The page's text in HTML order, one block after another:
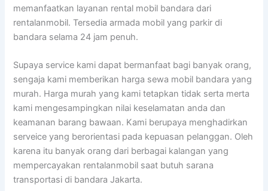
memanfaatkan layanan rental mobil bandara dari
rentalanmobil. Tersedia armada mobil yang parkir di
bandara selama 24 jam penuh.
Supaya service kami dapat bermanfaat bagi banyak orang,
sengaja kami memberikan harga sewa mobil bandara yang
murah. Harga murah yang kami tetapkan tidak serta merta
kami mengesampingkan nilai keselamatan anda dan
keamanan barang bawaan. Kami berupaya menghadirkan
serveice yang berorientasi pada kepuasan pelanggan. Oleh
karena itu banyak orang dari berbagai kalangan yang
mempercayakan rentalanmobil saat butuh sarana
transportasi di bandara Jakarta.